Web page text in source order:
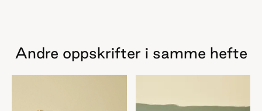
Andre oppskrifter i samme hefte